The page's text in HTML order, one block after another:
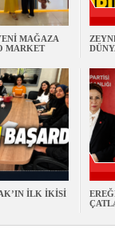
MAĞAZA
MARKET
İLK İKİSİ